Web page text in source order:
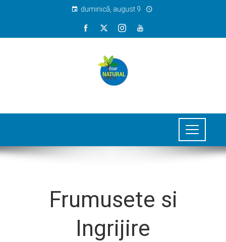
duminică, august 9
Frumusete si
Ingrijire